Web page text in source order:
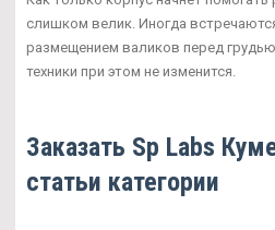
слишком велик. Иногда
размещением валиков перед
техники при этом не изменится.
Заказать Sp Labs
статьи категории